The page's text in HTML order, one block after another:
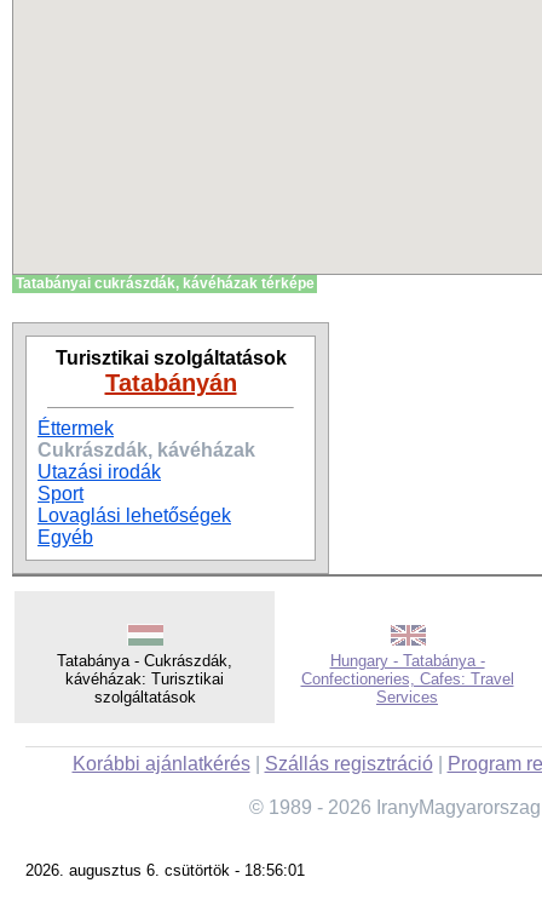
Tatabányai cukrászdák, kávéházak térképe
Turisztikai szolgáltatások
Tatabányán
Éttermek
Cukrászdák, kávéházak
Utazási irodák
Sport
Lovaglási lehetőségek
Egyéb
Tatabánya - Cukrászdák,
kávéházak: Turisztikai
szolgáltatások
Hungary - Tatabánya -
Confectioneries, Cafes: Travel
Services
Korábbi ajánlatkérés| Szállás regisztráció| Program
© 1989 - 2026
2026. augusztus 6. csütörtök - 18:56:01